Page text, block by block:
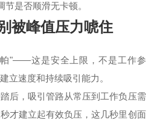
是否顺滑无卡顿。
被峰值压力唬住
"——这是安全上限，不是工作参
立速度和持续吸引能力。
后，吸引管路从常压到工作负压需
才建立起有效负压，这几秒里创面